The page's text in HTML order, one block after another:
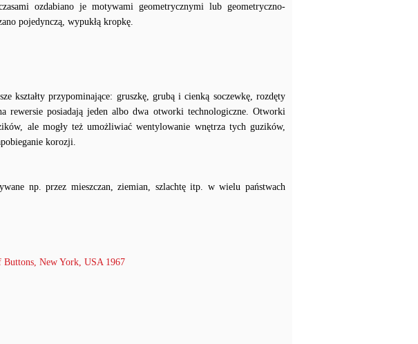
ozdabiano je motywami geometrycznymi lub geometryczno-
pojedynczą, wypukłą kropkę.
kształty przypominające: gruszkę, grubą i cienką soczewkę, rozdęty
rewersie posiadają jeden albo dwa otworki technologiczne. Otworki
ale mogły też umożliwiać wentylowanie wnętrza tych guzików,
korozji.
np. przez mieszczan, ziemian, szlachtę itp. w wielu państwach
New York, USA 1967